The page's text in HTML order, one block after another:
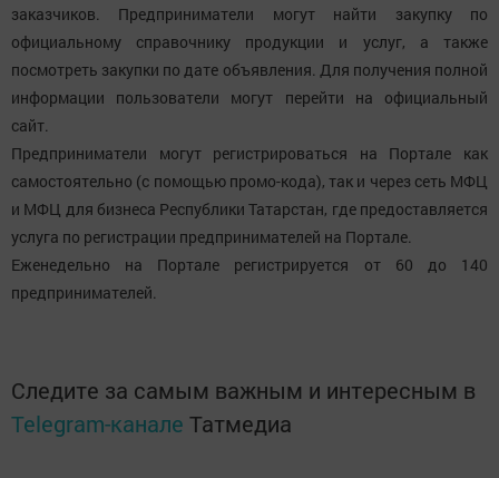
заказчиков. Предприниматели могут найти закупку по
официальному справочнику продукции и услуг, а также
посмотреть закупки по дате объявления. Для получения полной
информации пользователи могут перейти на официальный
сайт.
Предприниматели могут регистрироваться на Портале как
самостоятельно (с помощью промо-кода), так и через сеть МФЦ
и МФЦ для бизнеса Республики Татарстан, где предоставляется
услуга по регистрации предпринимателей на Портале.
Еженедельно на Портале регистрируется от 60 до 140
предпринимателей.
Следите за самым важным и интересным в
Telegram-канале Татмедиа